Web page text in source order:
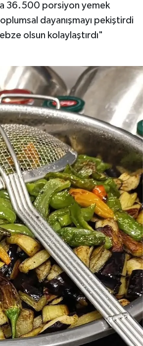
36.500 porsiyon yemek
dayanışmayı pekiştirdi
olsun kolaylaştırdı"